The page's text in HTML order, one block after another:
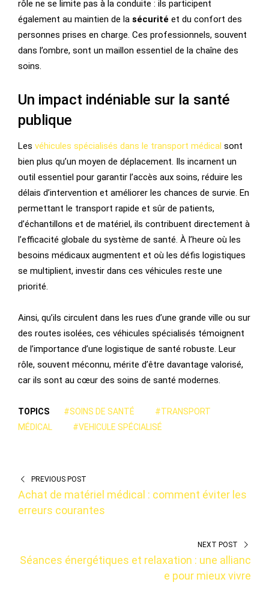
rôle ne se limite pas à la conduite : ils participent
également au maintien de la sécurité et du confort des
personnes prises en charge. Ces professionnels, souvent
dans l’ombre, sont un maillon essentiel de la chaîne des
soins.
Un impact indéniable sur la santé
publique
Les véhicules spécialisés dans le transport médical sont
bien plus qu’un moyen de déplacement. Ils incarnent un
outil essentiel pour garantir l’accès aux soins, réduire les
délais d’intervention et améliorer les chances de survie. En
permettant le transport rapide et sûr de patients,
d’échantillons et de matériel, ils contribuent directement à
l’efficacité globale du système de santé. À l’heure où les
besoins médicaux augmentent et où les défis logistiques
se multiplient, investir dans ces véhicules reste une
priorité.
Ainsi, qu’ils circulent dans les rues d’une grande ville ou sur
des routes isolées, ces véhicules spécialisés témoignent
de l’importance d’une logistique de santé robuste. Leur
rôle, souvent méconnu, mérite d’être davantage valorisé,
car ils sont au cœur des soins de santé modernes.
TOPICS #SOINS DE SANTÉ
#TRANSPORT
MÉDICAL
#VEHICULE SPÉCIALISÉ
PREVIOUS POST
Achat de matériel médical : comment éviter les
erreurs courantes
NEXT POST
Séances énergétiques et relaxation : une allianc
e pour mieux vivre